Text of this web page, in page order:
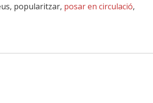
popularitzar, posar en circulació,